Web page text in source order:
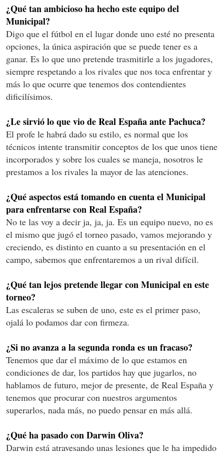
¿Qué tan ambicioso ha hecho este equipo del
Municipal?
Digo que el fútbol en el lugar donde uno esté no presenta
opciones, la única aspiración que se puede tener es a
ganar. Es lo que uno pretende trasmitirle a los jugadores,
siempre respetando a los rivales que nos toca enfrentar y
más lo que ocurre que tenemos dos contendientes
dificilísimos.
¿Le sirvió lo que vio de Real España ante Pachuca?
El profe le habrá dado su estilo, es normal que los
técnicos intente transmitir conceptos de los que unos tiene
incorporados y sobre los cuales se maneja, nosotros le
prestamos a los rivales la mayor de las atenciones.
¿Qué aspectos está tomando en cuenta el Municipal
para enfrentarse con Real España?
No te las voy a decir ja, ja, ja. Es un equipo nuevo, no es
el mismo que jugó el torneo pasado, vamos mejorando y
creciendo, es distinto en cuanto a su presentación en el
campo, sabemos que enfrentaremos a un rival difícil.
¿Qué tan lejos pretende llegar con Municipal en este
torneo?
Las escaleras se suben de uno, este es el primer paso,
ojalá lo podamos dar con firmeza.
¿Si no avanza a la segunda ronda es un fracaso?
Tenemos que dar el máximo de lo que estamos en
condiciones de dar, los partidos hay que jugarlos, no
hablamos de futuro, mejor de presente, de Real España y
tenemos que procurar con nuestros argumentos
superarlos, nada más, no puedo pensar en más allá.
¿Qué ha pasado con Darwin Oliva?
Darwin está atravesando unas lesiones que le ha impedido